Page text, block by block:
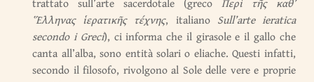
trattato sull’arte sacerdotale (greco Περὶ τῆς καθ’
Ἕλληνας ἱερατικῆς τέχνης, italiano Sull’arte ieratica
secondo i Greci), ci informa che il girasole e il gallo che
canta all’alba, sono entità solari o eliache. Questi infatti,
secondo il filosofo, rivolgono al Sole delle vere e proprie